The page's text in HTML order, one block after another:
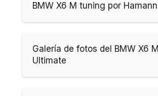
BMW X6 M tuning por Hamann
Galería de fotos del BMW X6 M
Ultimate